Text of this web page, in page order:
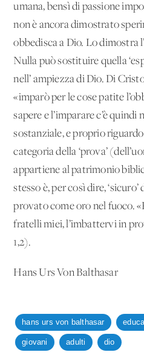
umana, bensì di passione
non è ancora dimostrato
obbedisca a Dio. Lo dimostra
Nulla può sostituire quella
nell’ ampiezza di Dio. Di
«imparò per le cose patite
sapere e l’imparare c’è quindi
sostanziale, e proprio
categoria della ‘prova’
appartiene al patrimonio
stesso è, per così dire,
provato come oro nel fuoco.
fratelli miei, l’imbattervi in
1,2).
Hans Urs Von Balthasar
hans urs von balthasar
giovani adulti dio